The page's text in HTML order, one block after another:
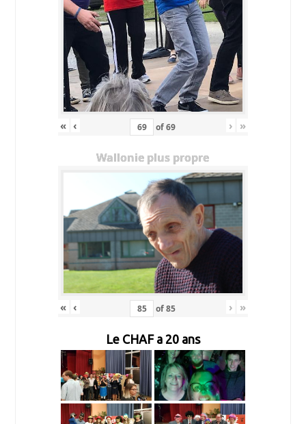
« ‹ of69 › »
Wallonie plus propre
« ‹ of85 › »
Le CHAF a 20 ans